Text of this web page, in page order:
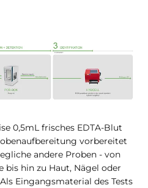
0,5mL frisches EDTA-Blut
vorbereitet
andere Proben - von
bis hin zu Haut, Nägel oder
Eingangsmaterial des Tests